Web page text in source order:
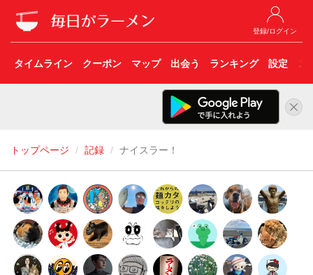
登録/ログイン
タイムライン クーポン マップ 出会う ランキング 設定 こ
トップページ 記録 ナイスラー！